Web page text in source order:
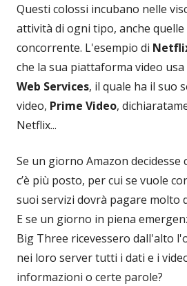
Questi colossi incubano nelle
attività di ogni tipo, anche
concorrente. L'esempio di
che la sua piattaforma video usa
Web Services, il quale ha il suo
video, Prime Video,
Netflix...
Se un giorno Amazon
c’è più posto, per cui se vuole
suoi servizi dovrà pagare molto
E se un giorno in piena
Big Three ricevessero dall'alto
nei loro server tutti i dati e i
informazioni o certe parole?